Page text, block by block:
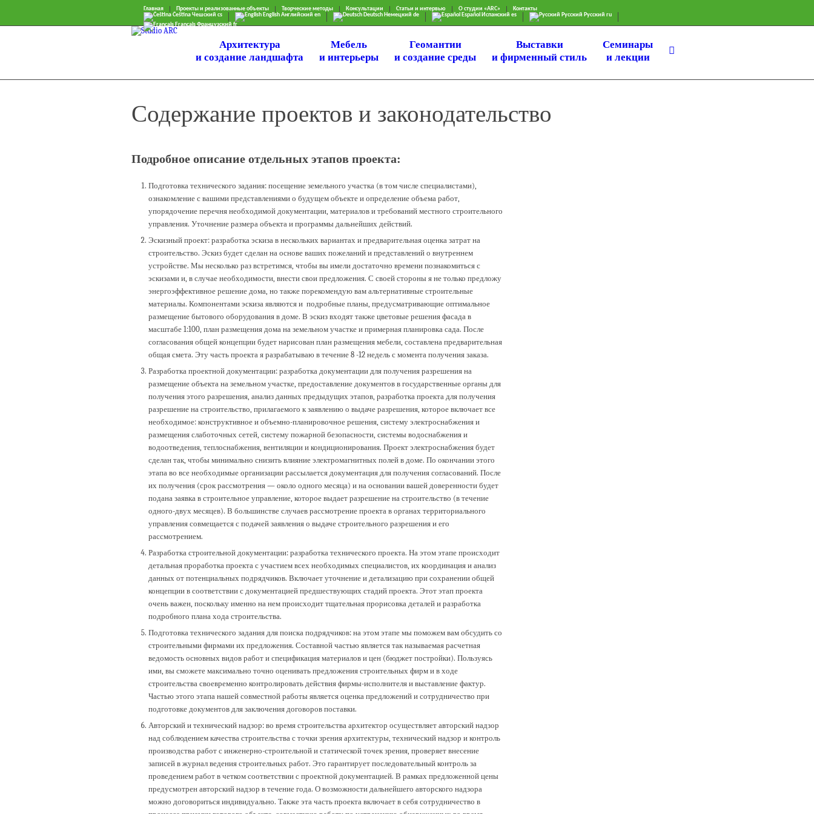
Главная Проекты и реализованные объекты Творческие методы Консультации Статьи и интервью О студии «ARC»
Kонтакты
ČeštinaЧешский cs EnglishАнглийский en Deutsch Немецкий de Español Испанский es Русский Русский ru
FrançaisФранцузскийfr
Архитектура
и создание ландшафта
Мебель
и интерьеры
Геомантии
и создание среды
Bыставки
и фирменный стиль
Семинары
и лекции
Содержание проектов и законодательство
Подробное описание отдельных этапов проекта:
Подготовка технического задания: посещение земельного участка (в том числе специалистами),
ознакомление с вашими представлениями о будущем объекте и определение объема работ,
упорядочение перечня необходимой документации, материалов и требований местного строительного
управления. Уточнение размера объекта и программы дальнейших действий.
Эскизный проект: разработка эскиза в нескольких вариантах и предварительная оценка затрат на
строительство. Эскиз будет сделан на основе ваших пожеланий и представлений о внутреннем
устройстве. Мы несколько раз встретимся, чтобы вы имели достаточно времени познакомиться с
эскизами и, в случае необходимости, внести свои предложения. С своей стороны я не только предложу
энергоэффективное решение дома, но также порекомендую вам альтернативные строительные
материалы. Компонентами эскиза являются и подробные планы, предусматривающие оптимальное
размещение бытового оборудования в доме. В эскиз входят также цветовые решения фасада в
масштабе 1:100, план размещения дома на земельном участке и примерная планировка сада. После
согласования общей концепции будет нарисован план размещения мебели, составлена предварительная
общая смета. Эту часть проекта я разрабатываю в течение 8 -12 недель с момента получения заказа.
Разработка проектной документации: разработка документации для получения разрешения на
размещение объекта на земельном участке, предоставление документов в государственные органы для
получения этого разрешения, анализ данных предыдущих этапов, разработка проекта для получения
разрешение на строительство, прилагаемого к заявлению о выдаче разрешения, которое включает все
необходимое: конструктивное и объемно-планировочное решения, систему электроснабжения и
размещения слаботочных сетей, систему пожарной безопасности, системы водоснабжения и
водоотведения, теплоснабжения, вентиляции и кондиционирования. Проект электроснабжения будет
сделан так, чтобы минимально снизить влияние электромагнитных полей в доме. По окончании этого
этапа во все необходимые организации рассылается документация для получения согласований. После
их получения (срок рассмотрения — около одного месяца) и на основании вашей доверенности будет
подана заявка в строительное управление, которое выдает разрешение на строительство (в течение
одного-двух месяцев). В большинстве случаев рассмотрение проекта в органах территориального
управления совмещается с подачей заявления о выдаче строительного разрешения и его
рассмотрением.
Разработка строительной документации: разработка технического проекта. На этом этапе происходит
детальная проработка проекта с участием всех необходимых специалистов, их координация и анализ
данных от потенциальных подрядчиков. Включает уточнение и детализацию при сохранении общей
концепции в соответствии с документацией предшествующих стадий проекта. Этот этап проекта
очень важен, поскольку именно на нем происходит тщательная прорисовка деталей и разработка
подробного плана хода строительства.
Подготовка технического задания для поиска подрядчиков: на этом этапе мы поможем вам обсудить со
строительными фирмами их предложения. Составной частью является так называемая расчетная
ведомость основных видов работ и спецификация материалов и цен (бюджет постройки). Пользуясь
ими, вы сможете максимально точно оценивать предложения строительных фирм и в ходе
строительства своевременно контролировать действия фирмы-исполнителя и выставление фактур.
Частью этого этапа нашей совместной работы является оценка предложений и сотрудничество при
подготовке документов для заключения договоров поставки.
Авторский и технический надзор: во время строительства архитектор осуществляет авторский надзор
над соблюдением качества строительства с точки зрения архитектуры, технический надзор и контроль
производства работ с инженерно-строительной и статической точек зрения, проверяет внесение
записей в журнал ведения строительных работ. Это гарантирует последовательный контроль за
проведением работ в четком соответствии с проектной документацией. В рамках предложенной цены
предусмотрен авторский надзор в течение года. О возможности дальнейшего авторского надзора
можно договориться индивидуально. Также эта часть проекта включает в себя сотрудничество в